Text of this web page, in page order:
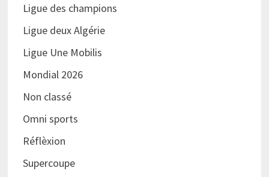
Ligue des champions
Ligue deux Algérie
Ligue Une Mobilis
Mondial 2026
Non classé
Omni sports
Réflèxion
Supercoupe